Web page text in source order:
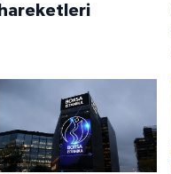
hareketleri